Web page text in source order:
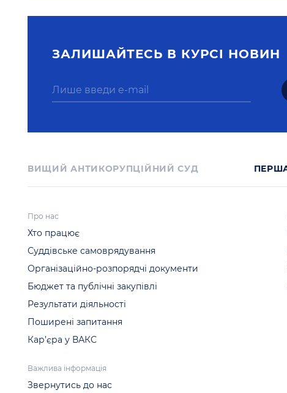
ЗАЛИШАЙТЕСЬ В КУРСI НОВИН
ВИЩИЙ АНТИКОРУПЦІЙНИЙ СУД
Про нас
Хто працює
Суддівське самоврядування
Організаційно-розпорядчі документи
Бюджет та публічні закупівлі
Результати діяльності
Поширені запитання
Кар’єра у ВАКС
Важлива інформація
Звернутись до нас